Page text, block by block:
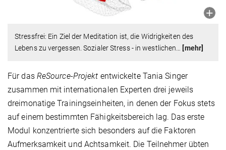
Stressfrei: Ein Ziel der Meditation ist, die Widrigkeiten des
Lebens zu vergessen. Sozialer Stress - in westlichen… [mehr]
Für das ReSource-Projekt entwickelte Tania Singer
zusammen mit internationalen Experten drei jeweils
dreimonatige Trainingseinheiten, in denen der Fokus stets
auf einem bestimmten Fähigkeitsbereich lag. Das erste
Modul konzentrierte sich besonders auf die Faktoren
Aufmerksamkeit und Achtsamkeit. Die Teilnehmer übten